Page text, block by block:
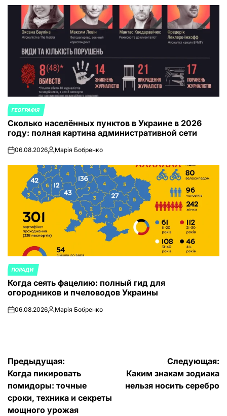
ОПУБЛИКОВАНО
В
ГЕОГРАФІЯ
Сколько населённых пунктов в Украине в 2026
году: полная картина административной сети
on06.08.2026Запись
Марія Бобренко
ОПУБЛИКОВАНО
В
ПОРАДИ
Когда сеять фацелию: полный гид для
огородников и пчеловодов Украины
on06.08.2026Запись
Марія Бобренко
Навигация
по
записям
Предыдущая:
Когда пикировать
помидоры: точные
сроки, техника и секреты
мощного урожая
Следующая:
Каким знакам зодиака
нельзя носить серебро